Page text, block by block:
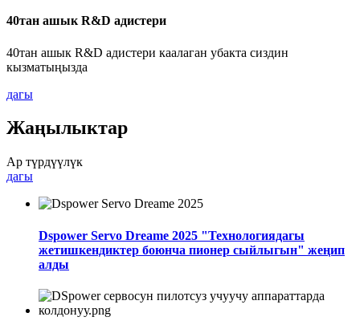
40тан ашык R&D адистери
40тан ашык R&D адистери каалаган убакта сиздин
кызматыңызда
дагы
Жаңылыктар
Ар түрдүүлүк
дагы
Dspower Servo Dreame 2025 "Технологиядагы
жетишкендиктер боюнча пионер сыйлыгын" жеңип
алды